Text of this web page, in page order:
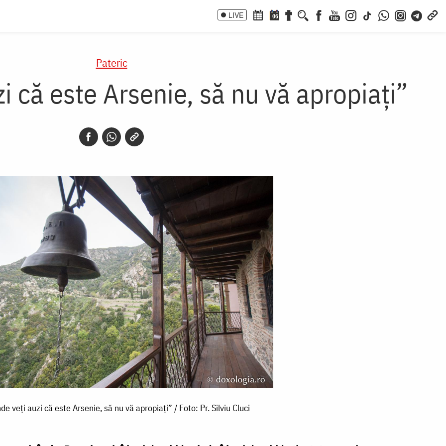
LIVE 06
Pateric
că este Arsenie, să nu vă apropiați”
veți auzi că este Arsenie, să nu vă apropiați” / Foto: Pr. Silviu Cluci